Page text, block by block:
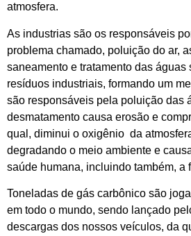
atmosfera.
As industrias são os responsáveis
problema chamado, poluição do ar,
saneamento e tratamento das águas
resíduos industriais, formando um
são responsáveis pela poluição das
desmatamento causa erosão e
qual, diminui o oxigênio da
degradando o meio ambiente e
saúde humana, incluindo também, a
Toneladas de gás carbônico são
em todo o mundo, sendo lançado
descargas dos nossos veículos, da